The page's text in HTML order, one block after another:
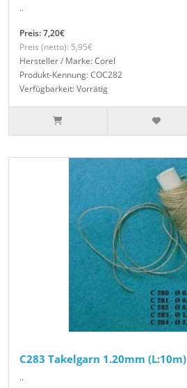
..
Preis: 7,20€
Preis (netto): 5,95€
Hersteller / Marke: Corel
Produkt-Kennung: COC282
Verfügbarkeit: Vorrätig
C283 Takelgarn 1.20mm (L:10m)
..